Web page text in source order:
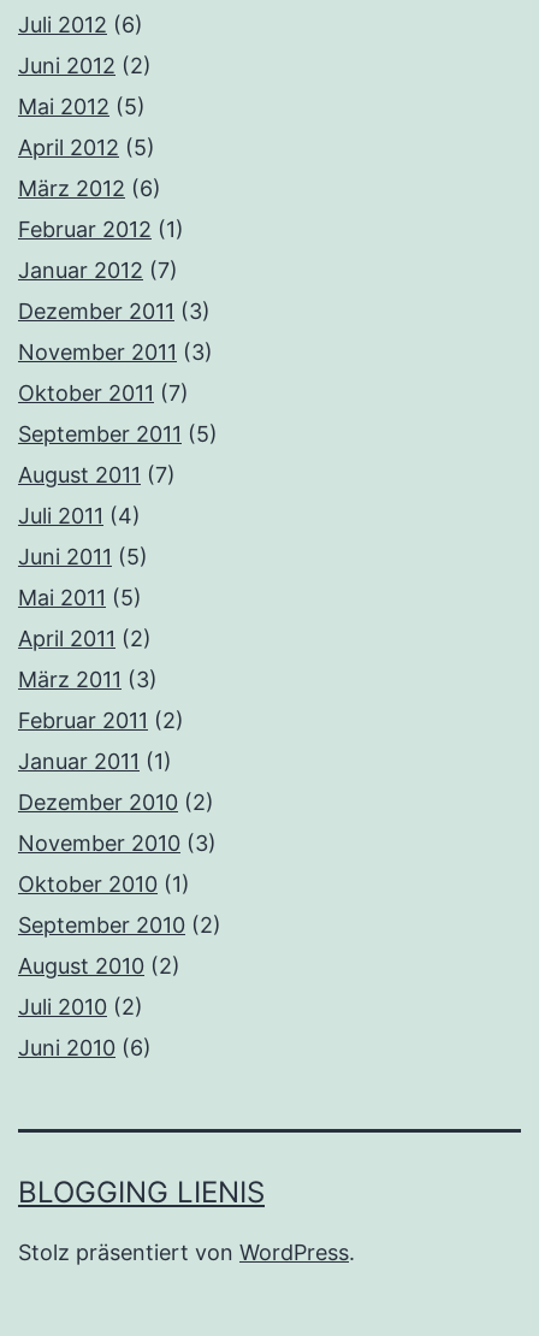
Juli 2012 (6)
Juni 2012 (2)
Mai 2012 (5)
April 2012 (5)
März 2012 (6)
Februar 2012 (1)
Januar 2012 (7)
Dezember 2011 (3)
November 2011 (3)
Oktober 2011 (7)
September 2011 (5)
August 2011 (7)
Juli 2011 (4)
Juni 2011 (5)
Mai 2011 (5)
April 2011 (2)
März 2011 (3)
Februar 2011 (2)
Januar 2011 (1)
Dezember 2010 (2)
November 2010 (3)
Oktober 2010 (1)
September 2010 (2)
August 2010 (2)
Juli 2010 (2)
Juni 2010 (6)
BLOGGING LIENIS
Stolz präsentiert von WordPress.